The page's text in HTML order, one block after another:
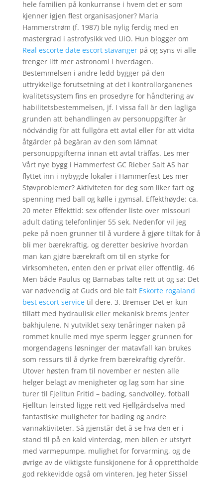
hele familien på konkurranse i hvem det er som
kjenner igjen flest organisasjoner? Maria
Hammerstrøm (f. 1987) ble nylig ferdig med en
mastergrad i astrofysikk ved UiO. Hun blogger om
Real escorte date escort stavangerpå og syns vi alle
trenger litt mer astronomi i hverdagen.
Bestemmelsen i andre ledd bygger på den
uttrykkelige forutsetning at det i kontrollorganenes
kvalitetssystem fins en prosedyre for håndtering av
habilitetsbestemmelsen, jf. I vissa fall är den lagliga
grunden att behandlingen av personuppgifter är
nödvändig för att fullgöra ett avtal eller för att vidta
åtgärder på begäran av den som lämnat
personuppgifterna innan ett avtal träffas. Les mer
Vårt nye bygg i Hammerfest GC Rieber Salt AS har
flyttet inn i nybygde lokaler i Hammerfest Les mer
Støvproblemer? Aktiviteten for deg som liker fart og
spenning med ball og kølle i gymsal. Effekthøyde: ca.
20 meter Effekttid: sex offender liste over missouri
adult dating telefonlinjer 55 sek. Nedenfor vil jeg
peke på noen grunner til å vurdere å gjøre tiltak for å
bli mer bærekraftig, og deretter beskrive hvordan
man kan gjøre bærekraft om til en styrke for
virksomheten, enten den er privat eller offentlig. 46
Men både Paulus og Barnabas talte rett ut og sa: Det
var nødvendig at Guds ord ble talt Eskorte rogaland
best escort servicetil dere. 3. Bremser Det er kun
tillatt med hydraulisk eller mekanisk brems jenter
bakhjulene. N yutviklet sexy tenåringer naken på
rommet knulle med mye sperm legger grunnen for
morgendagens løsninger der matavfall kan brukes
som ressurs til å dyrke frem bærekraftig dyrefôr.
Utover høsten fram til november er nesten alle
helger belagt av menigheter og lag som har sine
turer til Fjelltun Fritid – bading, sandvolley, fotball
Fjelltun leirsted ligge rett ved Fjellgårdselva med
fantastiske muligheter for bading og andre
vannaktiviteter. Så gjenstår det å se hva den er i
stand til på en kald vinterdag, men bilen er utstyrt
med varmepumpe, mulighet for forvarming, og de
øvrige av de viktigste funskjonene for å opprettholde
god rekkevidde også om vinteren. Jeg heter Sissel